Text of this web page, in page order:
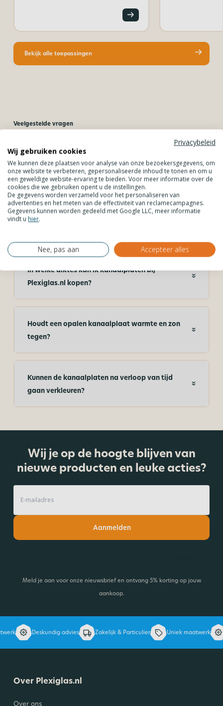
Bekijk alle toepassingen
Veelgestelde vragen
Hebben jullie een montagehandleiding voor
kanaalplaten?
Hoeveel afschot moet een kanaalplaten
In welke diktes kan ik kanaalplaten bij
Plexiglas.nl kopen?
Houdt een opalen kanaalplaat warmte en zon
tegen?
Kunnen de kanaalplaten na verloop van tijd
gaan verkleuren?
Wij je op de hoogte blijven van
nieuwe producten en leuke acties?
Aanmelden
Meld je aan voor onze nieuwsbrief en ontvang 5% korting op jouw
aankoop.
Deskundig advies Zakelijk & Particulier Uniek maatwerk
Over Plexiglas.nl
Over ons
Privacybeleid
Wij gebruiken cookies
We kunnen deze plaatsen voor analyse van onze bezoekersgegevens, om
onze website te verbeteren, gepersonaliseerde inhoud te tonen en om u
een geweldige website-ervaring te bieden. Voor meer informatie over de
cookies die we gebruiken opent u de instellingen.
De gegevens worden verzameld voor het personaliseren van
advertenties en het meten van de effectiviteit van reclamecampagnes.
Gegevens kunnen worden gedeeld met Google LLC, meer informatie
vindt u hier.
Nee, pas aan Accepteer alles